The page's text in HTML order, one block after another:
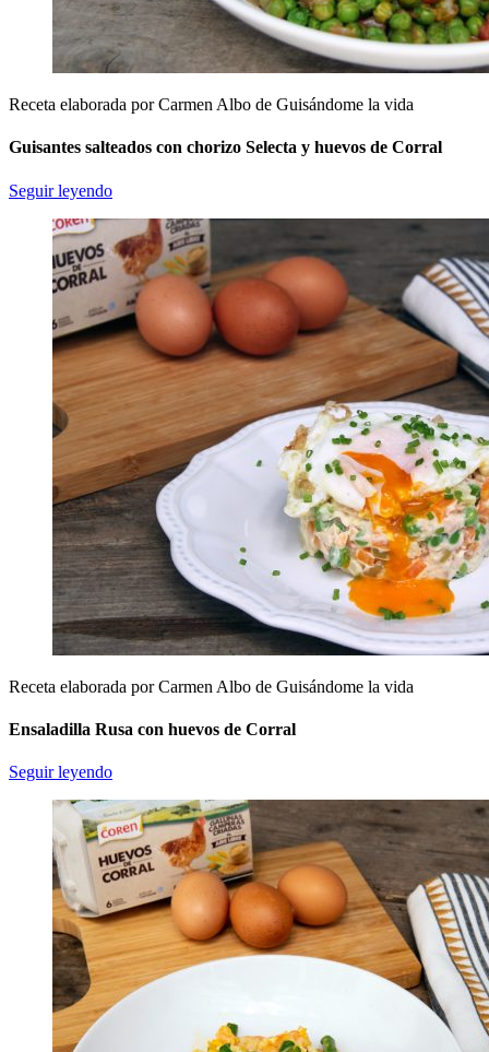
Receta elaborada por Carmen Albo de Guisándome la vida
Guisantes salteados con chorizo Selecta y huevos de Corral
Seguir leyendo
Receta elaborada por Carmen Albo de Guisándome la vida
Ensaladilla Rusa con huevos de Corral
Seguir leyendo